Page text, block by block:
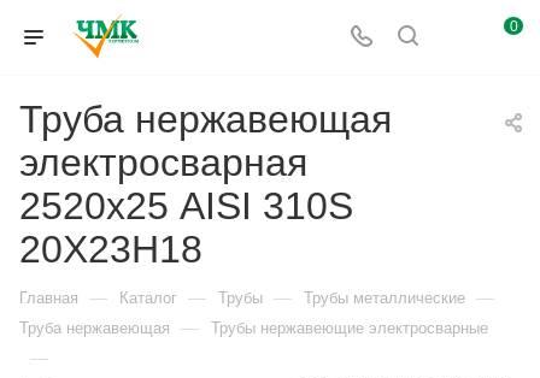
0
Труба нержавеющая
электросварная
2520х25 AISI 310S
20Х23Н18
Главная — Каталог — Трубы — Трубы металлические —
Труба нержавеющая — Трубы нержавеющие электросварные
—